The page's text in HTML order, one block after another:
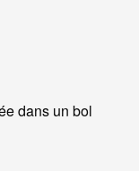
dans un bol